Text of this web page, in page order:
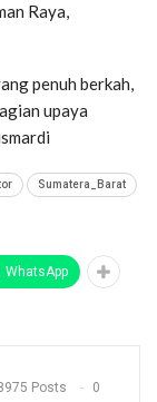
Raya,
penuh berkah,
upaya
Sumatera_Barat
WhatsApp
Posts 0